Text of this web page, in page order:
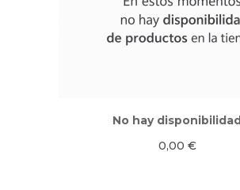
No hay disponibilidad
0,00 €